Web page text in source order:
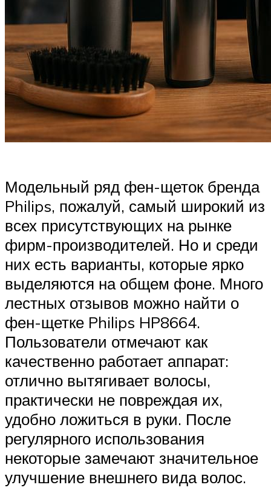
Модельный ряд фен-щеток бренда
Philips, пожалуй, самый широкий из
всех присутствующих на рынке
фирм-производителей. Но и среди
них есть варианты, которые ярко
выделяются на общем фоне. Много
лестных отзывов можно найти о
фен-щетке Philips HP8664.
Пользователи отмечают как
качественно работает аппарат:
отлично вытягивает волосы,
практически не повреждая их,
удобно ложиться в руки. После
регулярного использования
некоторые замечают значительное
улучшение внешнего вида волос.